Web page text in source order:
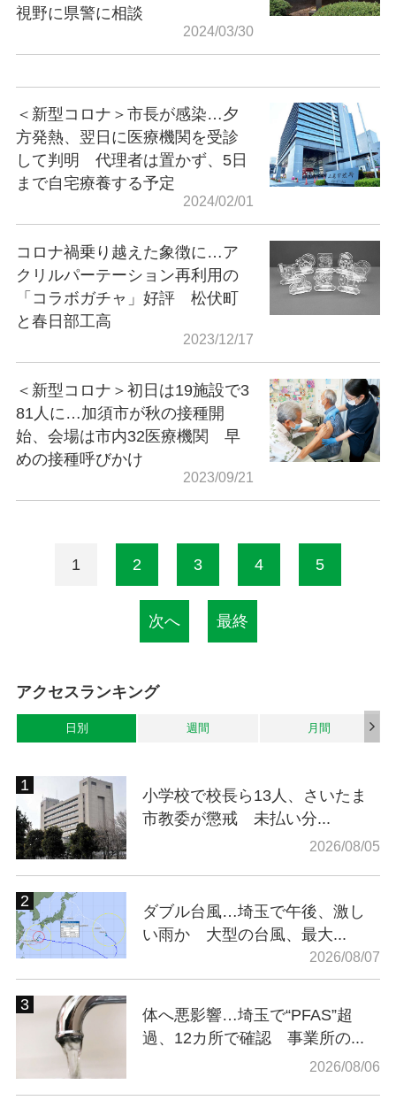
視野に県警に相談
2024/03/30
＜新型コロナ＞市長が感染…夕
方発熱、翌日に医療機関を受診
して判明 代理者は置かず、5日
まで自宅療養する予定
2024/02/01
コロナ禍乗り越えた象徴に…ア
クリルパーテーション再利用の
「コラボガチャ」好評 松伏町
と春日部工高
2023/12/17
＜新型コロナ＞初日は19施設で3
81人に…加須市が秋の接種開
始、会場は市内32医療機関 早
めの接種呼びかけ
2023/09/21
1 2 3 4 5
次へ 最終
アクセスランキング
日別 週間 月間
小学校で校長ら13人、さいたま
市教委が懲戒 未払い分...
2026/08/05
ダブル台風…埼玉で午後、激し
い雨か 大型の台風、最大...
2026/08/07
体へ悪影響…埼玉で“PFAS”超
過、12カ所で確認 事業所の...
2026/08/06